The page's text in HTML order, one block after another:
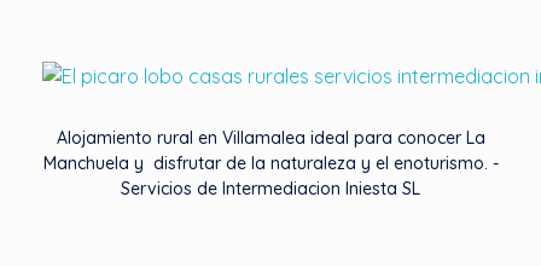
Alojamiento rural en Villamalea ideal para conocer La
Manchuela y disfrutar de la naturaleza y el enoturismo. -
Servicios de Intermediacion Iniesta SL